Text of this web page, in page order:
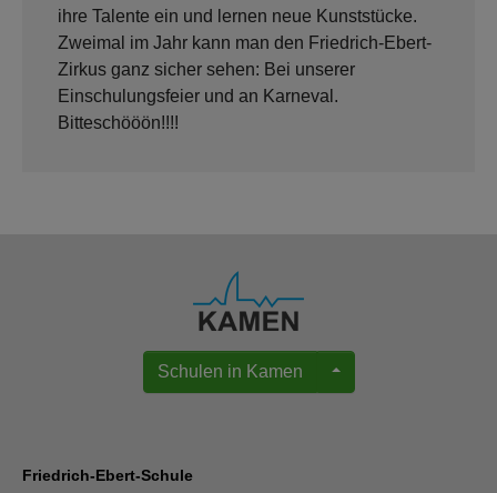
ihre Talente ein und lernen neue Kunststücke.
Zweimal im Jahr kann man den Friedrich-Ebert-
Zirkus ganz sicher sehen: Bei unserer
Einschulungsfeier und an Karneval.
Bitteschööön!!!!
Schulen in Kamen
Friedrich-Ebert-Schule